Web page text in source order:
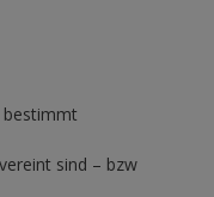
bestimmt
sind – bzw